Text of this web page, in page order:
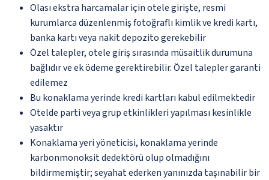
Olası ekstra harcamalar için otele girişte, resmi
kurumlarca düzenlenmiş fotoğraflı kimlik ve kredi kartı,
banka kartı veya nakit depozito gerekebilir
Özel talepler, otele giriş sırasında müsaitlik durumuna
bağlıdır ve ek ödeme gerektirebilir. Özel talepler garanti
edilemez
Bu konaklama yerinde kredi kartları kabul edilmektedir
Otelde parti veya grup etkinlikleri yapılması kesinlikle
yasaktır
Konaklama yeri yöneticisi, konaklama yerinde
karbonmonoksit dedektörü olup olmadığını
bildirmemiştir; seyahat ederken yanınızda taşınabilir bir